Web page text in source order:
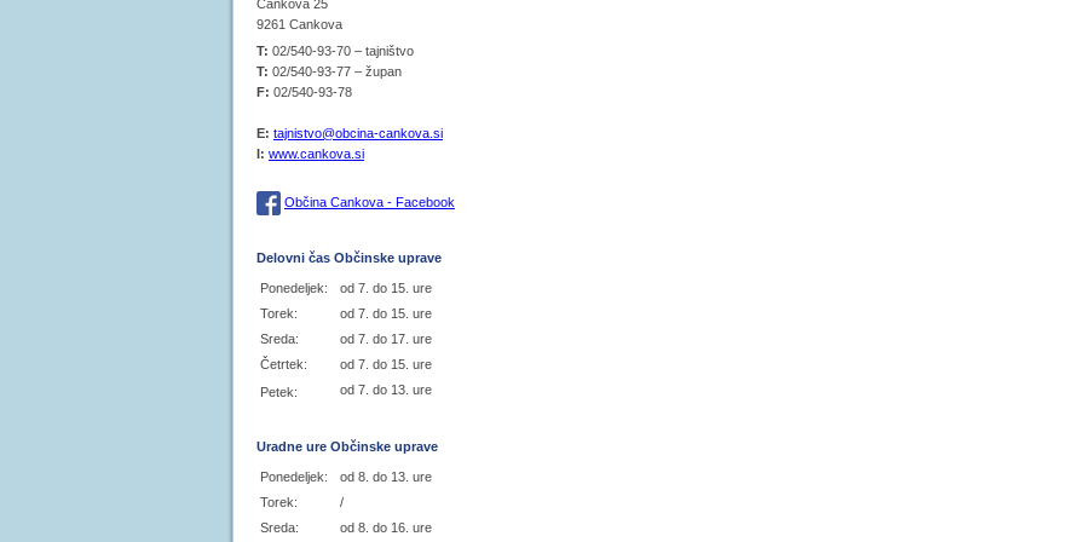
Cankova 25
9261 Cankova
T: 02/540-93-70 – tajništvo
T: 02/540-93-77 – župan
F: 02/540-93-78
E: tajnistvo@obcina-cankova.si
I: www.cankova.si
Občina Cankova - Facebook
Delovni čas Občinske uprave
Ponedeljek:
od 7. do 15. ure
Torek:
od 7. do 15. ure
Sreda:
od 7. do 17. ure
Četrtek:
od 7. do 15. ure
Petek:
od 7. do 13. ure
Uradne ure Občinske uprave
Ponedeljek:
od 8. do 13. ure
Torek:
/
Sreda:
od 8. do 16. ure